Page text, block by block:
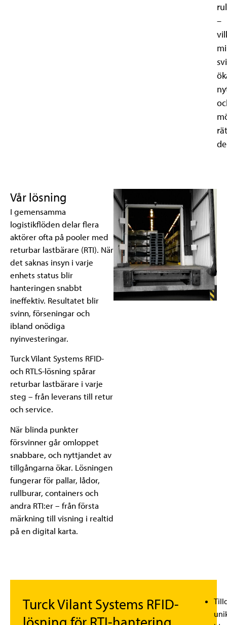
–
Vår lösning
I gemensamma
logistikflöden delar flera
aktörer ofta på pooler med
returbar lastbärare (RTI). När
det saknas insyn i varje
enhets status blir
hanteringen snabbt
ineffektiv. Resultatet blir
svinn, förseningar och
ibland onödiga
nyinvesteringar.
Turck Vilant Systems RFID-
och RTLS-lösning spårar
returbar lastbärare i varje
steg – från leverans till retur
och service.
När blinda punkter
försvinner går omloppet
snabbare, och nyttjandet av
tillgångarna ökar. Lösningen
fungerar för pallar, lådor,
rullburar, containers och
andra RTI:er – från första
märkning till visning i realtid
på en digital karta.
Turck Vilant Systems RFID-